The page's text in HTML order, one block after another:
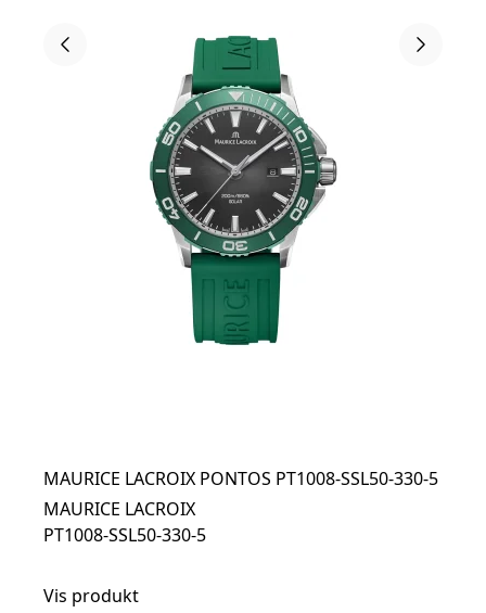
MAURICE LACROIX PONTOS PT1008-SSL50-330-5
MAURICE LACROIX
PT1008-SSL50-330-5
Vis produkt